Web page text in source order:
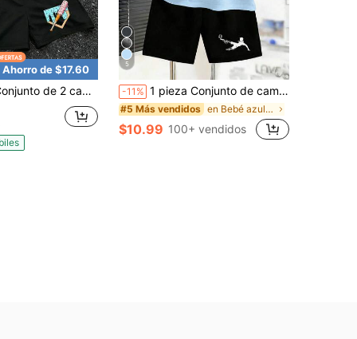
Ahorro de $17.60
para niño con estampado gráfico Y2K, camisetas de estilo hip hop vintage de calle, manga corta con cuello redondo informal, conjunto de moda urbana de verano.
5
-11% 1 pieza Conjunto de camiseta de cuello redondo con estampado de fútbol estilo deportivo para niños + pantalones cortos, nuevo atuendo de moda cómodo para el verano
#5 Más vendidos en Bebé azul Conjuntos para niños preadolescentes
$10.99 100+ vendidos